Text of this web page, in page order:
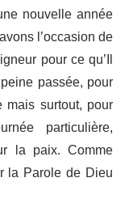
nouvelle année
l’occasion de
pour ce qu’Il
passée, pour
surtout, pour
particulière,
la paix. Comme
la Parole de Dieu